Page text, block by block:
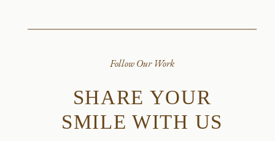
Follow Our Work
SHARE YOUR
SMILE WITH US